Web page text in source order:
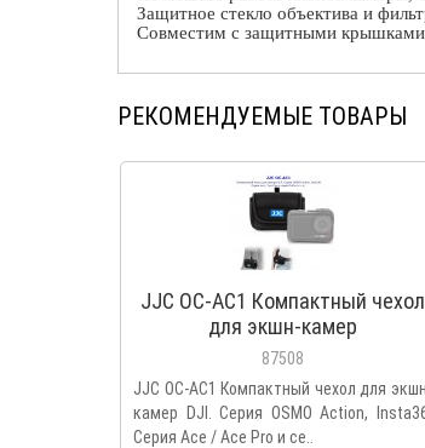
Защитное стекло объектива и
Совместим с защитными крышками
РЕКОМЕНДУЕМЫЕ ТОВАРЫ
JJC OC-AC1 Компактный чехол
для экшн-камер
87508
JJC OC-AC1 Компактный чехол для
камер DJI. Серия OSMO Action,
Серия Ace / Ace Pro и се..